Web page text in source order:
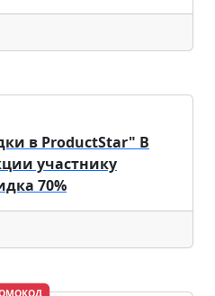
в ProductStar" В
участнику
70%